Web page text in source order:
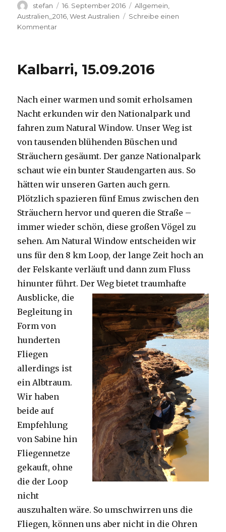
Autor
stefan
Veröffentlicht
am
16. September 2016 Kategorien
Allgemein
Australien_2016 ,West Australien
Schreibe einen
Kommentarzu
Kalbarri, 15.09.2016
Nach einer warmen und somit erholsamen
Nacht erkunden wir den Nationalpark und
fahren zum Natural Window. Unser Weg ist
von tausenden blühenden Büschen und
Sträuchern gesäumt. Der ganze Nationalpark
schaut wie ein bunter Staudengarten aus. So
hätten wir unseren Garten auch gern.
Plötzlich spazieren fünf Emus zwischen den
Sträuchern hervor und queren die Straße –
immer wieder schön, diese großen Vögel zu
sehen. Am Natural Window entscheiden wir
uns für den 8 km Loop, der lange Zeit hoch an
der Felskante verläuft und dann zum Fluss
hinunter führt. Der Weg bietet traumhafte
Ausblicke, die
Begleitung in
Form von
hunderten
Fliegen
allerdings ist
ein Albtraum.
Wir haben
beide auf
Empfehlung
von Sabine hin
Fliegennetze
gekauft, ohne
die der Loop
nicht
auszuhalten wäre. So umschwirren uns die
Fliegen, können uns aber nicht in die Ohren